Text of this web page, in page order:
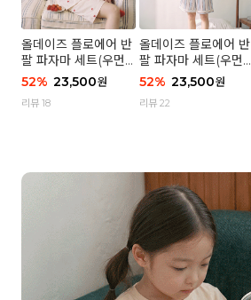
올데이즈 플로에어 반
팔 파자마 세트(우먼)
- 04 하트 컨페티
52% 23,500원
리뷰 18
올데이즈 플로에어 반
팔 파자마 세트(우먼)
- 03 브리즈 스트라이
52% 23,500원
리뷰 22